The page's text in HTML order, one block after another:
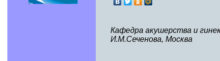
Кафедра акушерства и
И.М.Сеченова, Москва